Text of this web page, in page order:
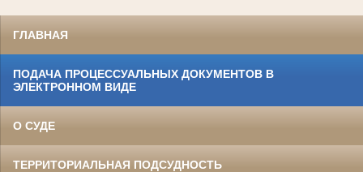
ГЛАВНАЯ
ПОДАЧА ПРОЦЕССУАЛЬНЫХ ДОКУМЕНТОВ В
ЭЛЕКТРОННОМ ВИДЕ
О СУДЕ
ТЕРРИТОРИАЛЬНАЯ ПОДСУДНОСТЬ